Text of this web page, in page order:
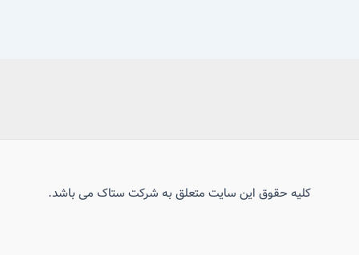
کلیه حقوق این سایت متعلق به شرکت ستاک می باشد.